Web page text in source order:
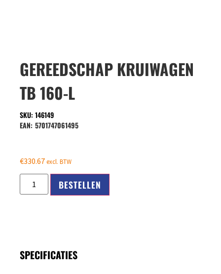
GEREEDSCHAP KRUIWAGEN
TB 160-L
SKU: 146149
EAN: 5701747061495
€330.67excl. BTW
BESTELLEN
SPECIFICATIES